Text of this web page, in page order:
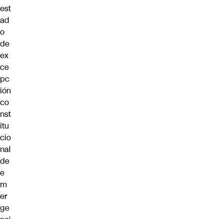
est
ad
o
de
ex
ce
pc
ión
co
nst
itu
cio
nal
de
e
m
er
ge